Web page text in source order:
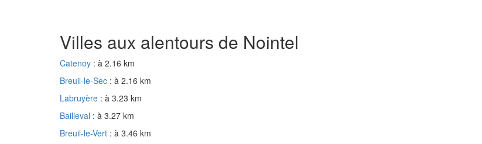
Villes aux alentours de Nointel
Catenoy : à 2.16 km
Breuil-le-Sec : à 2.16 km
Labruyère : à 3.23 km
Bailleval : à 3.27 km
Breuil-le-Vert : à 3.46 km